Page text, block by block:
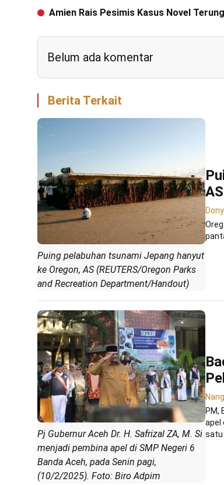
Amien Rais Pesimis Kasus Novel
Belum ada komentar
Berita Terkait
Puing pelabuhan tsunami Jepang hanyut
ke Oregon, AS (REUTERS/Oregon Parks
and Recreation Department/Handout)
AS
Pj Gubernur Aceh Dr. H. Safrizal ZA, M. Si
menjadi pembina apel di SMP Negeri 6
Banda Aceh, pada Senin pagi,
(10/2/2025). Foto: Biro Adpim
PM,
apel
satu